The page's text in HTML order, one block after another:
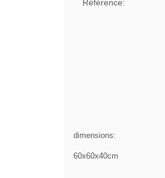
Référence:
dimensions:
60x60x40cm